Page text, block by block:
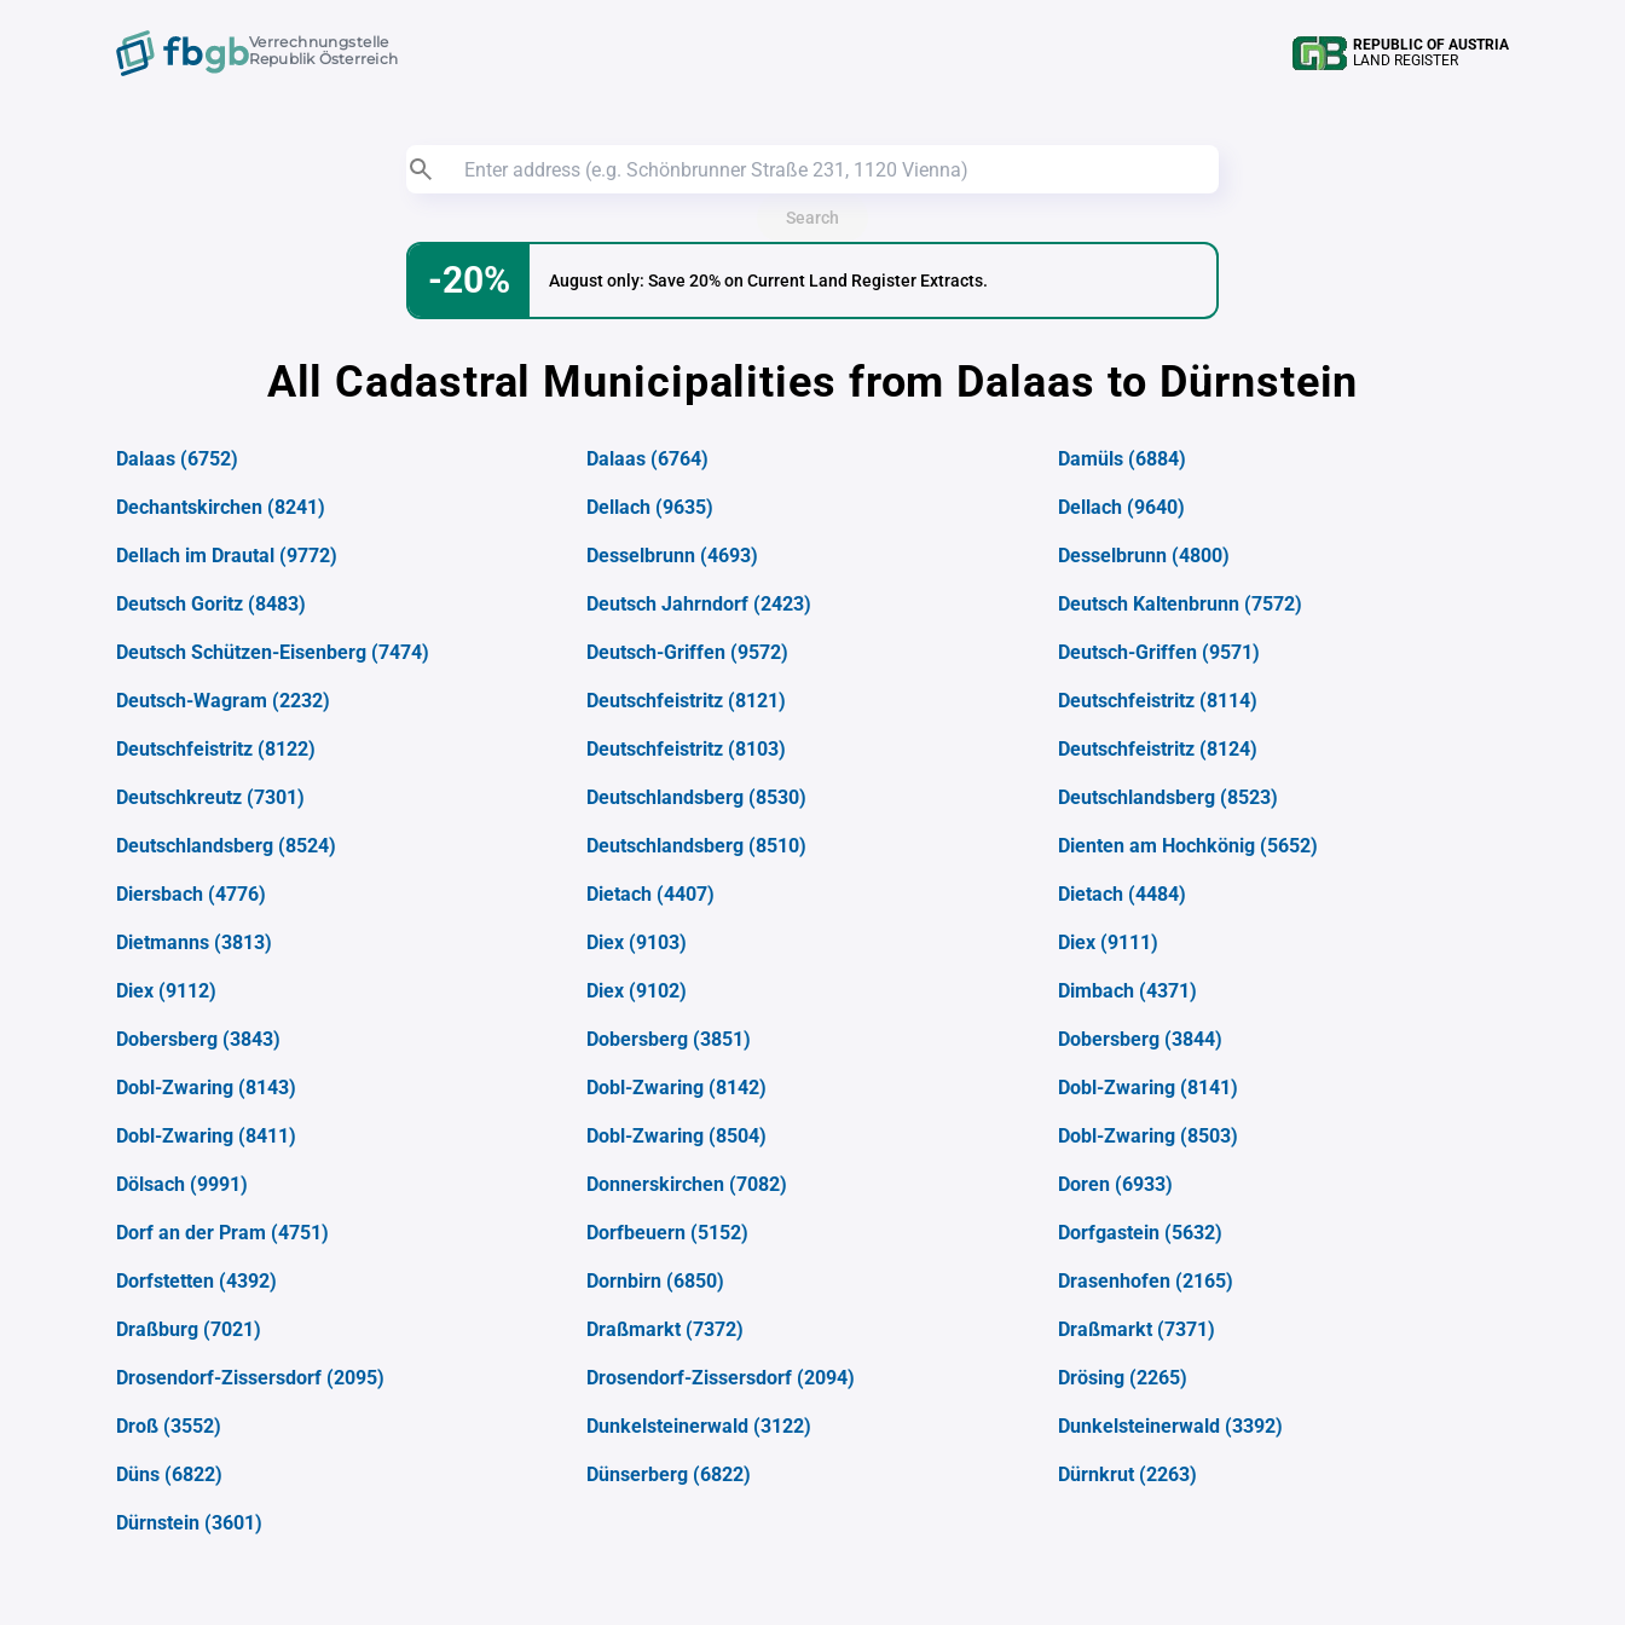
Verrechnungstelle
Republik Österreich
REPUBLIC OF AUSTRIA
LAND REGISTER
Search
-20% August only: Save 20% on Current Land Register Extracts.
All Cadastral Municipalities from Dalaas to Dürnstein
Dalaas (6752) Dalaas (6764) Damüls (6884)
Dechantskirchen (8241) Dellach (9635) Dellach (9640)
Dellach im Drautal (9772) Desselbrunn (4693) Desselbrunn (4800)
Deutsch Goritz (8483) Deutsch Jahrndorf (2423) Deutsch Kaltenbrunn (7572)
Deutsch Schützen-Eisenberg (7474) Deutsch-Griffen (9572) Deutsch-Griffen (9571)
Deutsch-Wagram (2232) Deutschfeistritz (8121) Deutschfeistritz (8114)
Deutschfeistritz (8122) Deutschfeistritz (8103) Deutschfeistritz (8124)
Deutschkreutz (7301) Deutschlandsberg (8530) Deutschlandsberg (8523)
Deutschlandsberg (8524) Deutschlandsberg (8510) Dienten am Hochkönig (5652)
Diersbach (4776) Dietach (4407) Dietach (4484)
Dietmanns (3813) Diex (9103) Diex (9111)
Diex (9112) Diex (9102) Dimbach (4371)
Dobersberg (3843) Dobersberg (3851) Dobersberg (3844)
Dobl-Zwaring (8143) Dobl-Zwaring (8142) Dobl-Zwaring (8141)
Dobl-Zwaring (8411) Dobl-Zwaring (8504) Dobl-Zwaring (8503)
Dölsach (9991) Donnerskirchen (7082) Doren (6933)
Dorf an der Pram (4751) Dorfbeuern (5152) Dorfgastein (5632)
Dorfstetten (4392) Dornbirn (6850) Drasenhofen (2165)
Draßburg (7021) Draßmarkt (7372) Draßmarkt (7371)
Drosendorf-Zissersdorf (2095) Drosendorf-Zissersdorf (2094) Drösing (2265)
Droß (3552) Dunkelsteinerwald (3122) Dunkelsteinerwald (3392)
Düns (6822) Dünserberg (6822) Dürnkrut (2263)
Dürnstein (3601)